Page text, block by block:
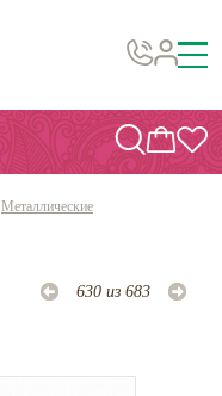
Металлические
630 из 683